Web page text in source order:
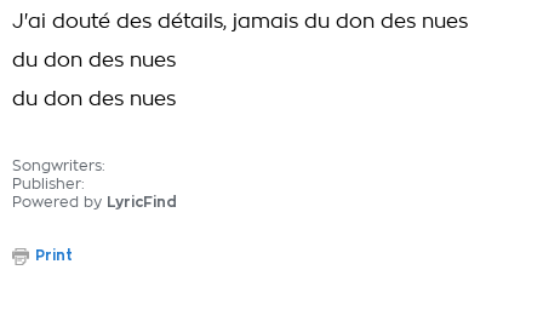
J'ai douté des détails, jamais du don des nues
du don des nues
du don des nues
Songwriters:
Publisher:
Powered by LyricFind
Print